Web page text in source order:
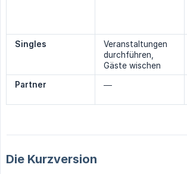
Singles
Veranstaltungen
durchführen,
Gäste wischen
Partner —
Die Kurzversion